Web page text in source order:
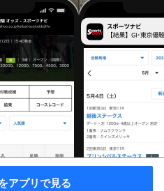
アプリで見る